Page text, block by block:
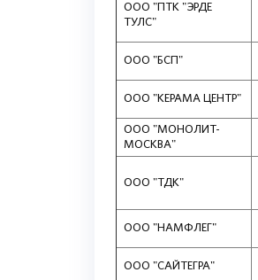
ООО "ПТК "ЭРДЕ
ТУЛС"
ООО "БСП"
ООО "КЕРАМА ЦЕНТР"
ООО "МОНОЛИТ-
МОСКВА"
ООО "ТДК"
ООО "НАМФЛЕГ"
ООО "САЙТЕГРА"